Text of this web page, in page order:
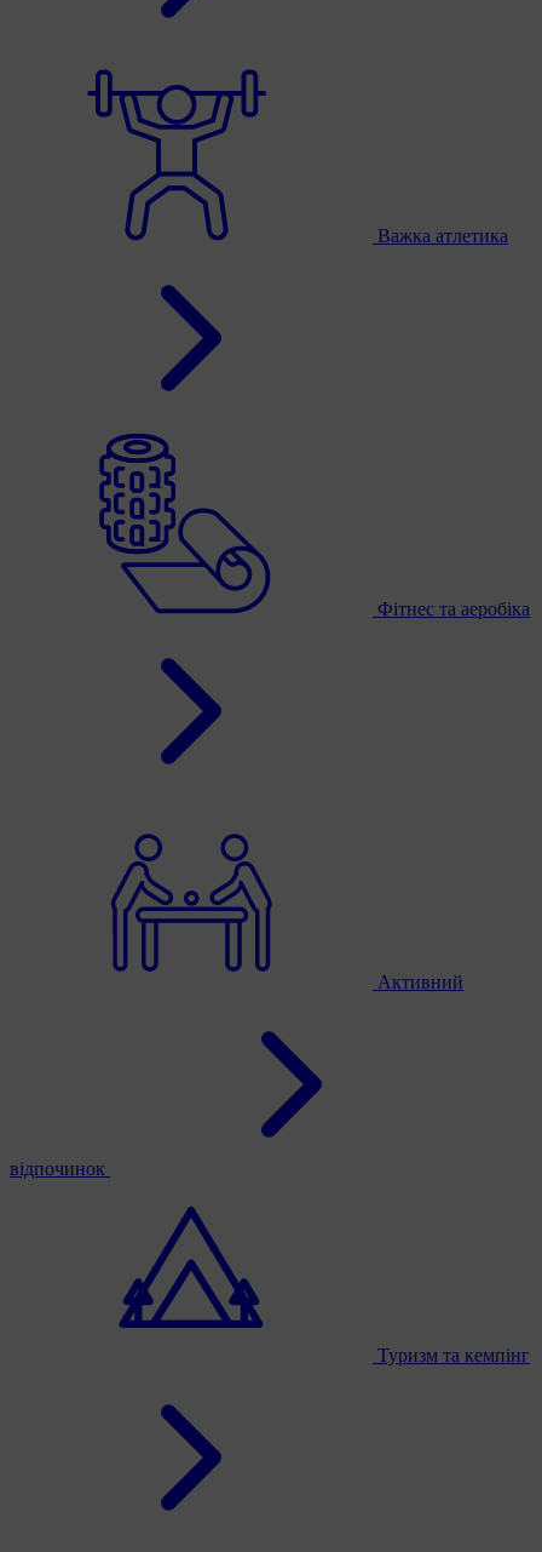
Важка атлетика
Фітнес та аеробіка
Активний
відпочинок
Туризм та кемпінг